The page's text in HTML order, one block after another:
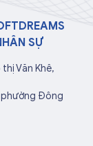
SỰ
Văn Khê,
phường Đông